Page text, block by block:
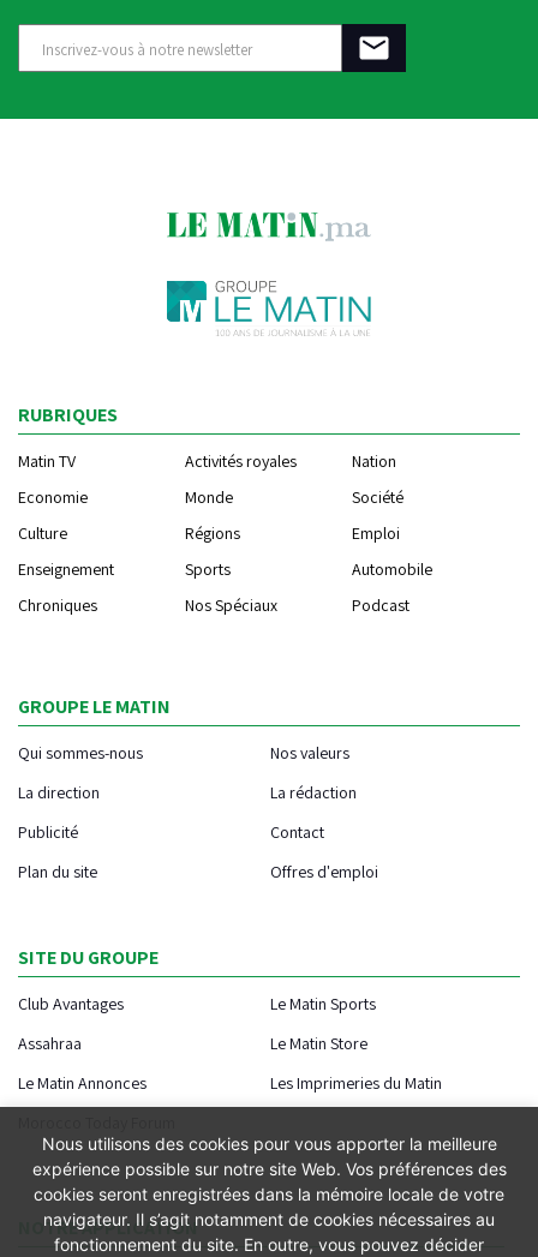
RUBRIQUES
Matin TV Activités royales
Nation
Economie
Monde
Société
Culture
Régions
Emploi
Enseignement
Sports
Automobile
Chroniques
Nos Spéciaux Podcast
GROUPE LE MATIN
Qui sommes-nous
Nos valeurs
La direction
La rédaction
Publicité
Contact
Plan du site
Offres d'emploi
SITE DU GROUPE
Club Avantages
Le Matin Sports
Assahraa
Le Matin Store
Le Matin Annonces
Les Imprimeries du Matin
NOTRE APPLICATION
Nous utilisons des cookies pour vous apporter la meilleure
expérience possible sur notre site Web. Vos préférences des
cookies seront enregistrées dans la mémoire locale de votre
navigateur. Il s’agit notamment de cookies nécessaires au
fonctionnement du site. En outre, vous pouvez décider